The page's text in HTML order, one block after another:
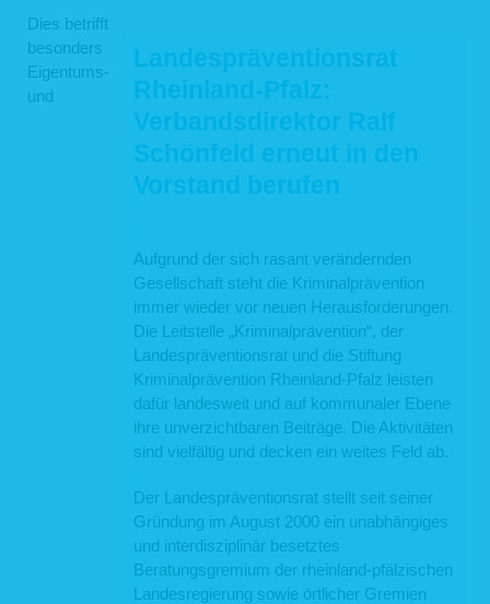
Landespräventionsrat
Rheinland-Pfalz:
Verbandsdirektor Ralf
Schönfeld erneut in den
Vorstand berufen
Aufgrund der sich rasant verändernden
Gesellschaft steht die Kriminalprävention
immer wieder vor neuen Herausforderungen.
Die Leitstelle „Kriminalprävention“, der
Landespräventionsrat und die Stiftung
Kriminalprävention Rheinland-Pfalz leisten
dafür landesweit und auf kommunaler Ebene
ihre unverzichtbaren Beiträge. Die Aktivitäten
sind vielfältig und decken ein weites Feld ab.
Der Landespräventionsrat stellt seit seiner
Gründung im August 2000 ein unabhängiges
und interdisziplinär besetztes
Beratungsgremium der rheinland-pfälzischen
Landesregierung sowie örtlicher Gremien
Dies betrifft
besonders
Eigentums-
und